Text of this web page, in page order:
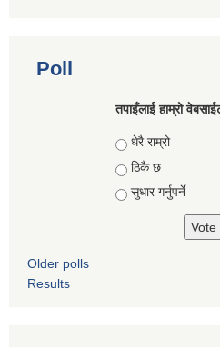
Poll
तपाइँलाई हाम्रो
Choices
धेरै राम्रो
ठिकै छ
सुधार गर्नुपर्ने
Older polls
Results